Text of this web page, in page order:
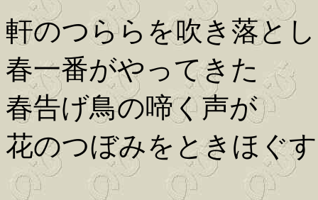
軒のつららを吹き落とし
春一番がやってきた
春告げ鳥の啼く声が
花のつぼみをときほぐす